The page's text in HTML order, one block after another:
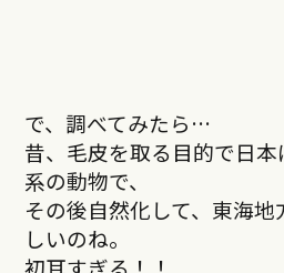
で、調べてみたら…
昔、毛皮を取る目的で日本
系の動物で、
その後自然化して、東海
しいのね。
初耳すぎる！！